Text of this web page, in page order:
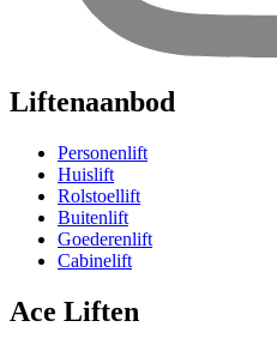
Liftenaanbod
Personenlift
Huislift
Rolstoellift
Buitenlift
Goederenlift
Cabinelift
Ace Liften